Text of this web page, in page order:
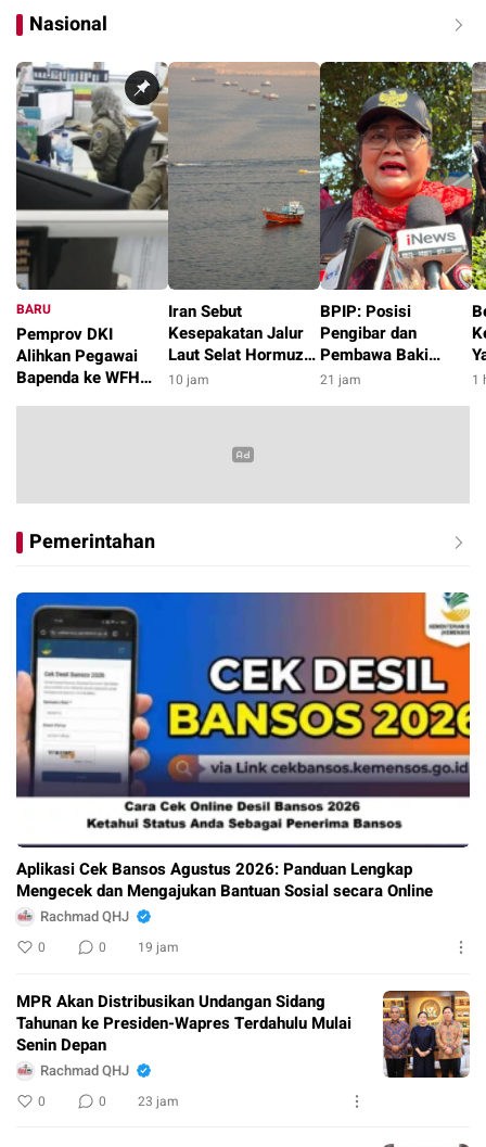
Nasional
BARU
Pemprov DKI
Alihkan Pegawai
Bapenda ke WFH
4 jam
Iran Sebut
Kesepakatan Jalur
Laut Selat Hormuz
dengan Oman
10 jam
BPIP: Posisi
Pengibar dan
Pembawa Baki
Paskibraka 2026
21 jam 1
Pemerintahan
Aplikasi Cek Bansos Agustus 2026: Panduan Lengkap
Mengecek dan Mengajukan Bantuan Sosial secara Online
Rachmad QHJ
0 0 19 jam
MPR Akan Distribusikan Undangan Sidang
Tahunan ke Presiden-Wapres Terdahulu Mulai
Senin Depan
Rachmad QHJ
0 0 23 jam